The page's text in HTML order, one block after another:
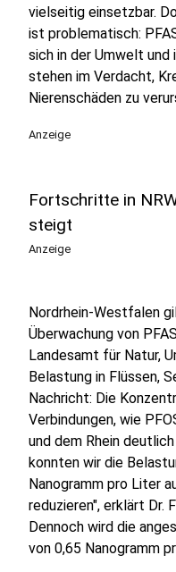
vielseitig einsetzbar.
ist problematisch:
sich in der Umwelt und
stehen im Verdacht,
Nierenschäden zu
Anzeige
Fortschritte in
steigt
Anzeige
Nordrhein-Westfalen
Überwachung von
Landesamt für Natur,
Belastung in Flüssen,
Nachricht: Die
Verbindungen, wie
und dem Rhein
konnten wir die
Nanogramm pro Liter
reduzieren", erklärt Dr.
Dennoch wird die
von 0,65 Nanogramm